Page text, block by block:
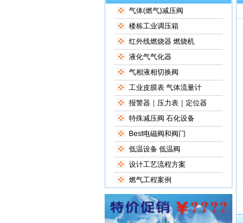
气体(燃气)减压阀
楼栋工业调压箱
红外线燃烧器 燃烧机
液化气气化器
气相液相切换阀
工业皮膜表 气体流量计
报警器｜压力表｜定位器
特殊减压阀 石化设备
Best电磁阀和阀门
低温设备 低温阀
设计工艺流程方案
燃气工程案例